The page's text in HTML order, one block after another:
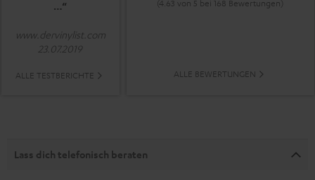
…“
www.dervinylist.com
23.07.2019
ALLE TESTBERICHTE
(4.63 von 5 bei 168 Bewertungen)
ALLE BEWERTUNGEN
Lass dich telefonisch beraten